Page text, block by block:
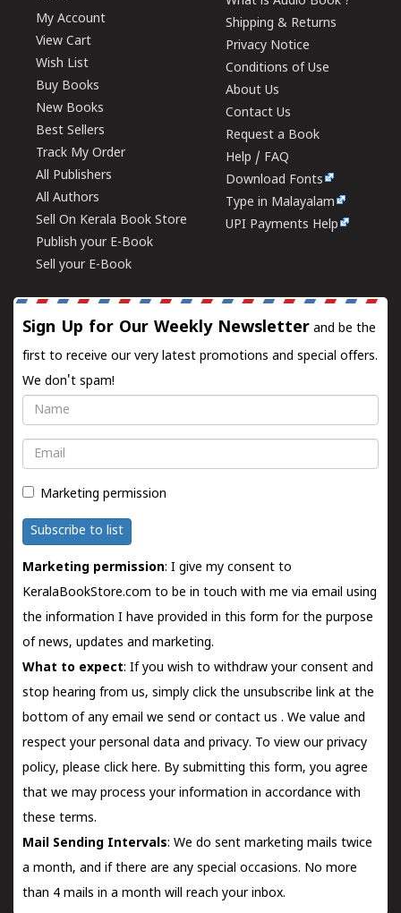
My Account
View Cart
Wish List
Buy Books
New Books
Best Sellers
Track My Order
All Publishers
All Authors
Sell On Kerala Book Store
Publish your E-Book
Sell your E-Book
Shipping & Returns
Privacy Notice
Conditions of Use
About Us
Contact Us
Request a Book
Help / FAQ
Download Fonts
Type in Malayalam
UPI Payments Help
Sign Up for Our Weekly Newsletter and be the
first to receive our very latest promotions and special offers.
We don't spam!
Name
Email
Marketing permission
Subscribe to list
Marketing permission: I give my consent to
KeralaBookStore.com to be in touch with me via email using
the information I have provided in this form for the purpose
of news, updates and marketing.
What to expect: If you wish to withdraw your consent and
stop hearing from us, simply click the unsubscribe link at the
bottom of any email we send orcontact us . We value and
respect your personal data and privacy. To view our privacy
policy, please click here. By submitting this form, you agree
that we may process your information in accordance with
these terms.
Mail Sending Intervals: We do sent marketing mails twice
a month, and if there are any special occasions. No more
than 4 mails in a month will reach your inbox.